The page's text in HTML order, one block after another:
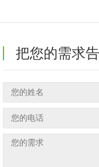
把您的需求